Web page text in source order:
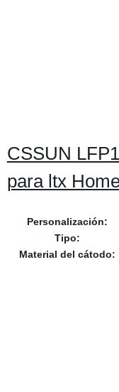
CSSUN
para ltx
Personalización:
Tipo:
Material del cátodo: